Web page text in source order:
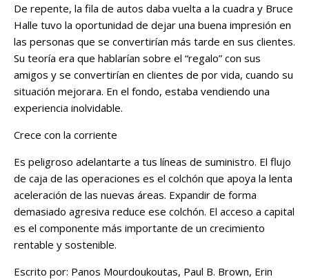
De repente, la fila de autos daba vuelta a la cuadra y Bruce
Halle tuvo la oportunidad de dejar una buena impre­sión en
las personas que se convertirían más tarde en sus clientes.
Su teoría era que hablarían sobre el “regalo” con sus
amigos y se convertirían en clientes de por vida, cuando su
situación mejorara. En el fondo, estaba vendiendo una
expe­riencia inolvidable.
Crece con la corriente
Es peligroso adelantarte a tus líneas de suministro. El flujo
de caja de las opera­ciones es el colchón que apoya la lenta
aceleración de las nuevas áreas. Expan­dir de forma
demasiado agresiva reduce ese colchón. El acceso a capital
es el componente más importante de un crecimiento
rentable y sostenible.
Escrito por: Panos Mourdoukoutas, Paul B. Brown, Erin